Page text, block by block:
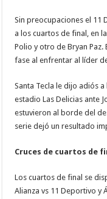
Sin preocupaciones el 11
a los cuartos de final, en
Polio y otro de Bryan
fase al enfrentar al líder
Santa Tecla le dijo adiós
estadio Las Delicias ante
estuvieron al borde del
serie dejó un resultado
Cruces de cuartos de
Los cuartos de final se
Alianza vs 11 Deportivo y